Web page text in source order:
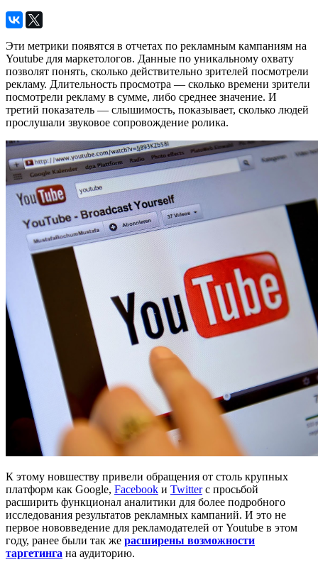
Эти метрики появятся в отчетах по рекламным кампаниям на
Youtube для маркетологов. Данные по уникальному охвату
позволят понять, сколько действительно зрителей посмотрели
рекламу. Длительность просмотра — сколько времени зрители
посмотрели рекламу в сумме, либо среднее значение. И
третий показатель — слышимость, показывает, сколько людей
прослушали звуковое сопровождение ролика.
К этому новшеству привели обращения от столь крупных
платформ как Google, Facebook и Twitterс просьбой
расширить функционал аналитики для более подробного
исследования результатов рекламных кампаний. И это не
первое нововведение для рекламодателей от Youtube в этом
году, ранее были так же расширены возможности
таргетинга на аудиторию.